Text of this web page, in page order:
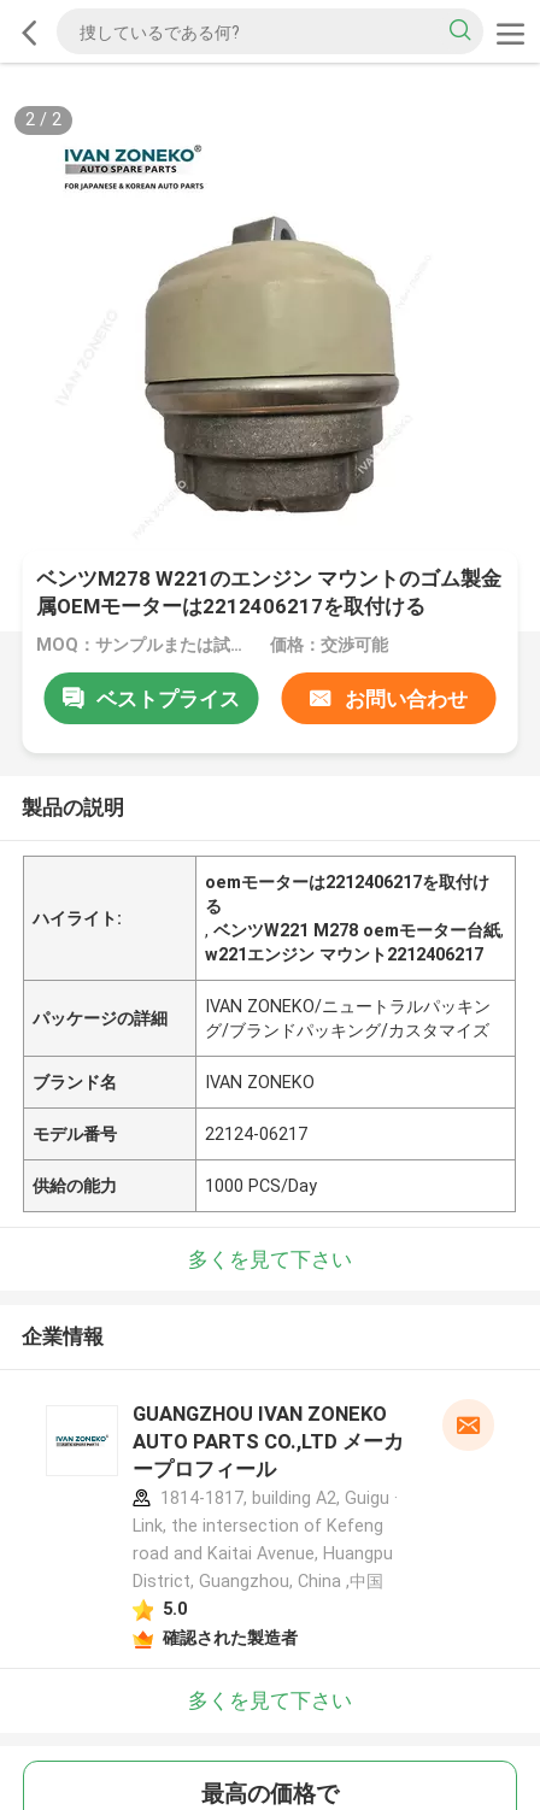
2/ 2
ベンツM278 W221のエンジン マウントのゴム製金
属OEMモーターは2212406217を取付ける
MOQ：サンプルまたは試用注文が受け入れられます 価格：交渉可能
ベストプライス お問い合わせ
製品の説明
ハイライト:
oemモーターは2212406217を取付け
る
,ベンツW221 M278 oemモーター台紙,
w221エンジン マウント2212406217
パッケージの詳細
IVAN ZONEKO/ニュートラルパッキン
グ/ブランドパッキング/カスタマイズ
ブランド名 IVAN ZONEKO
モデル番号 22124-06217
供給の能力 1000 PCS/Day
多くを見て下さい
企業情報
GUANGZHOU IVAN ZONEKO
AUTO PARTS CO.,LTD メーカ
ープロフィール
1814-1817, building A2, Guigu ·
Link, the intersection of Kefeng
road and Kaitai Avenue, Huangpu
District, Guangzhou, China ,中国
5.0
確認された製造者
多くを見て下さい
最高の価格で